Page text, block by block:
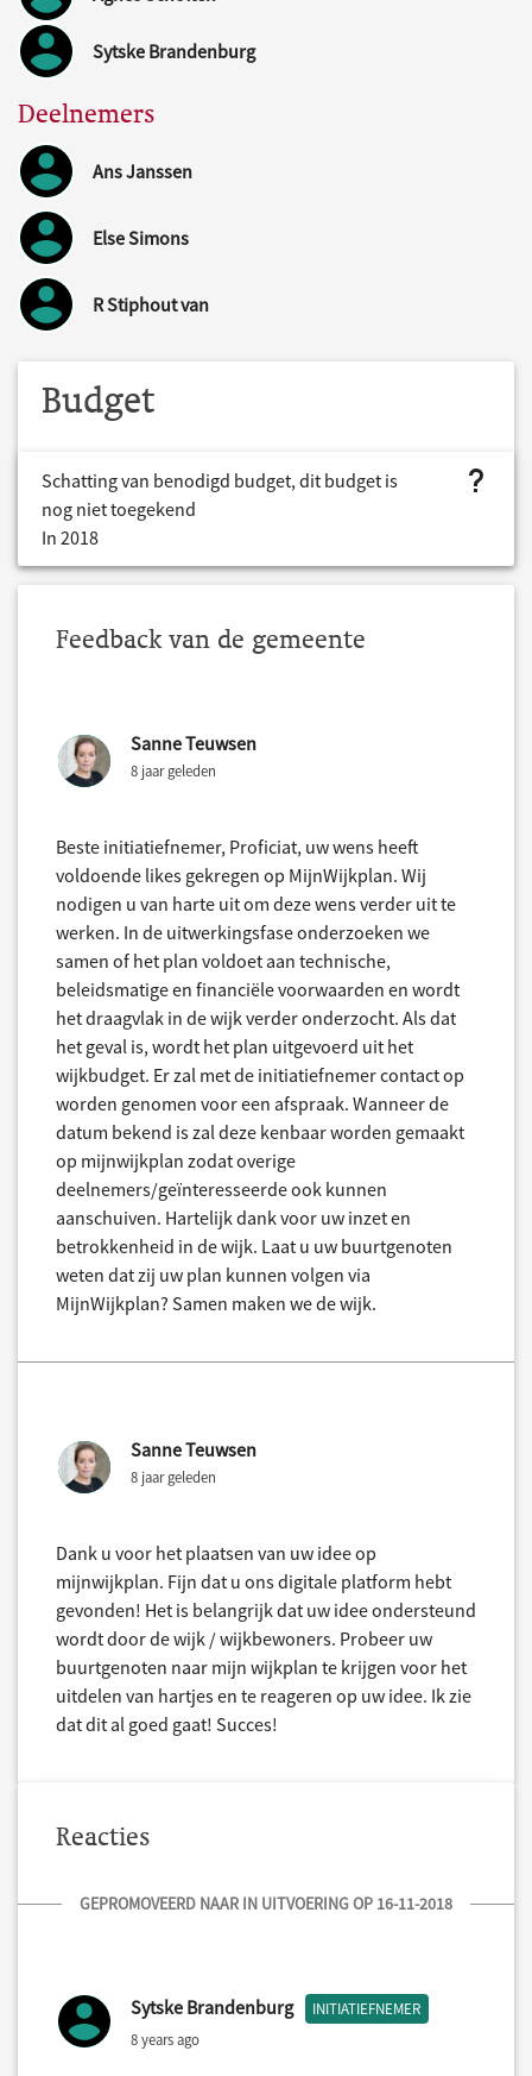
Sytske Brandenburg
Deelnemers
Ans Janssen
Else Simons
R Stiphout van
Budget
Schatting van benodigd budget, dit budget is
nog niet toegekend
In 2018
Feedback van de gemeente
Sanne Teuwsen
8 jaar geleden
Beste initiatiefnemer, Proficiat, uw wens heeft
voldoende likes gekregen op MijnWijkplan. Wij
nodigen u van harte uit om deze wens verder uit te
werken. In de uitwerkingsfase onderzoeken we
samen of het plan voldoet aan technische,
beleidsmatige en financiële voorwaarden en wordt
het draagvlak in de wijk verder onderzocht. Als dat
het geval is, wordt het plan uitgevoerd uit het
wijkbudget. Er zal met de initiatiefnemer contact op
worden genomen voor een afspraak. Wanneer de
datum bekend is zal deze kenbaar worden gemaakt
op mijnwijkplan zodat overige
deelnemers/geïnteresseerde ook kunnen
aanschuiven. Hartelijk dank voor uw inzet en
betrokkenheid in de wijk. Laat u uw buurtgenoten
weten dat zij uw plan kunnen volgen via
MijnWijkplan? Samen maken we de wijk.
Sanne Teuwsen
8 jaar geleden
Dank u voor het plaatsen van uw idee op
mijnwijkplan. Fijn dat u ons digitale platform hebt
gevonden! Het is belangrijk dat uw idee ondersteund
wordt door de wijk / wijkbewoners. Probeer uw
buurtgenoten naar mijn wijkplan te krijgen voor het
uitdelen van hartjes en te reageren op uw idee. Ik zie
dat dit al goed gaat! Succes!
Reacties
GEPROMOVEERD NAAR IN UITVOERING OP 16-11-2018
Sytske Brandenburg INITIATIEFNEMER
8 years ago